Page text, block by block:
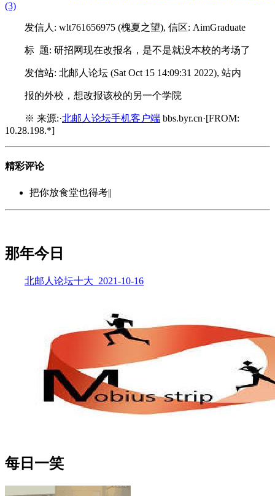
(3)
发信人: wlt761656975 (槐夏之望), 信区: AimGraduate
标 题: 研招网现在改报名，是不是就没本校的考场了
发信站: 北邮人论坛 (Sat Oct 15 14:09:31 2022), 站内
报的外校，想改报该校的另一个学院
※ 来源:·北邮人论坛手机客户端 bbs.byr.cn·[FROM:
10.28.198.*]
精彩评论
把你放食堂也得考||
那年今日
北邮人论坛十大_2021-10-16
每日一笑